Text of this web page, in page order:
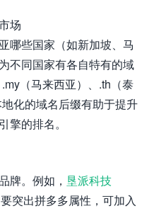
场
哪些国家（如新加坡、马
不同国家有各自特有的域
（马来西亚）、.th（泰
化的域名后缀有助于提升
擎的排名。
牌。例如， 垦派科技
突出拼多多属性，可加入